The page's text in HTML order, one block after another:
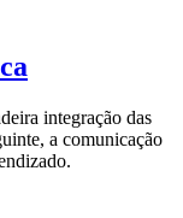
integração das
a comunicação